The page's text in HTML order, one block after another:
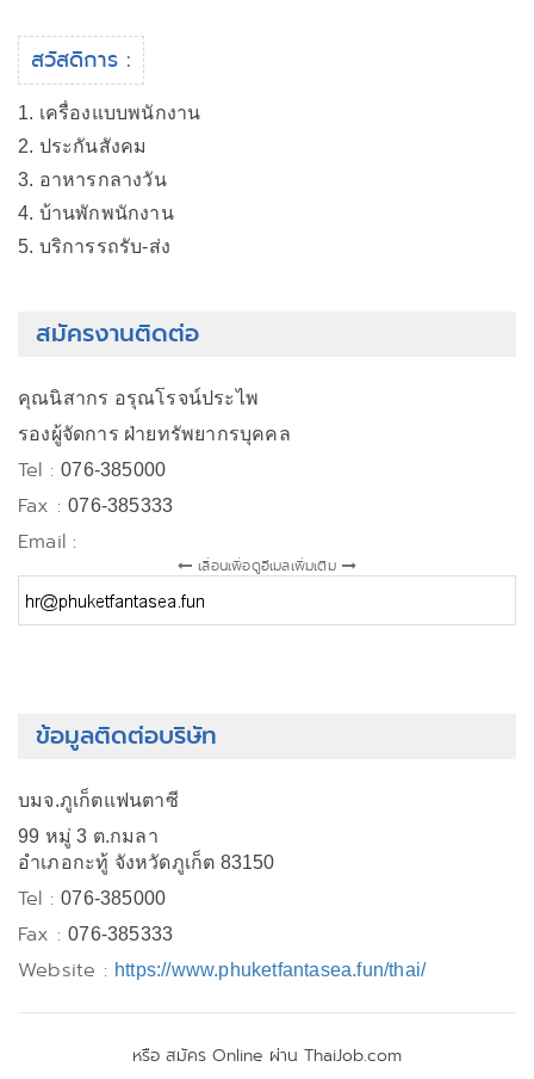
สวัสดิการ :
1. เครื่องแบบพนักงาน
2. ประกันสังคม
3. อาหารกลางวัน
4. บ้านพักพนักงาน
5. บริการรถรับ-ส่ง
สมัครงานติดต่อ
คุณนิสากร อรุณโรจน์ประไพ
รองผู้จัดการ ฝ่ายทรัพยากรบุคคล
Tel :076-385000
Fax :076-385333
Email :
เลื่อนเพื่อดูอีเมลเพิ่มเติม
ข้อมูลติดต่อบริษัท
บมจ.ภูเก็ตแฟนตาซี
99 หมู่ 3 ต.กมลา
อำเภอกะทู้ จังหวัดภูเก็ต 83150
Tel :076-385000
Fax :076-385333
Website : https://www.phuketfantasea.fun/thai/
หรือ สมัคร Online ผ่าน ThaiJob.com